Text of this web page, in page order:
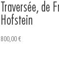
Traversée, de
Hofstein
800,00 €